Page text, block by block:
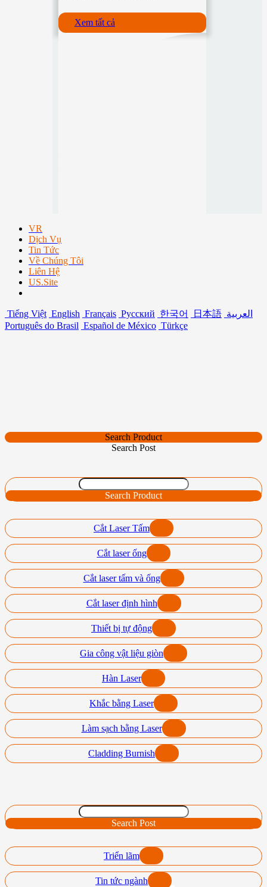
Xem tất cả
VR
Dịch Vụ
Tin Tức
Về Chúng Tôi
Liên Hệ
US.Site
Tiếng Việt English Français Русский 한국어 日本語 العربية
Português do Brasil Español de México Türkçe
Search Product
Search Post
Search Product
Cắt Laser Tấm
Cắt laser ống
Cắt laser tấm và ống
Cắt laser định hình
Thiết bị tự động
Gia công vật liệu giòn
Hàn Laser
Khắc bằng Laser
Làm sạch bằng Laser
Cladding Burnish
Search Post
Triển lãm
Tin tức ngành